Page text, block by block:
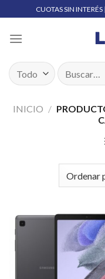
to
content
CUOTAS SIN
Buscar
por:
INICIO /